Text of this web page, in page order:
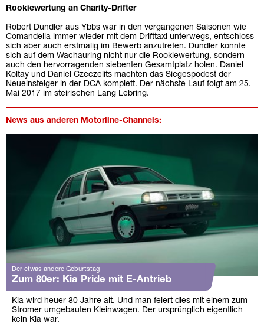
Rookiewertung an Charity-Drifter
Robert Dundler aus Ybbs war in den vergangenen Saisonen wie
Comandella immer wieder mit dem Drifttaxi unterwegs, entschloss
sich aber auch erstmalig im Bewerb anzutreten. Dundler konnte
sich auf dem Wachauring nicht nur die Rookiewertung, sondern
auch den hervorragenden siebenten Gesamtplatz holen. Daniel
Koltay und Daniel Czeczelits machten das Siegespodest der
Neueinsteiger in der DCA komplett. Der nächste Lauf folgt am 25.
Mai 2017 im steirischen Lang Lebring.
News aus anderen Motorline-Channels:
Der etwas andere Geburtstag
Zum 80er: Kia Pride mit E-Antrieb
Kia wird heuer 80 Jahre alt. Und man feiert dies mit einem zum
Stromer umgebauten Kleinwagen. Der ursprünglich eigentlich
kein Kia war.